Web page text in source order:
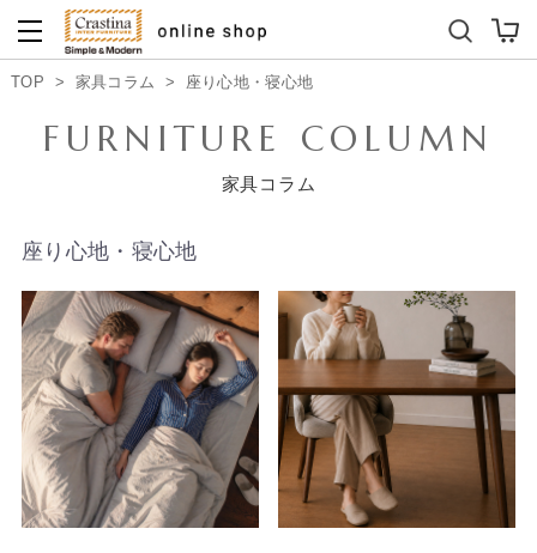
ダイニングテーブルセット
TOP > 家具コラム > 座り心地・寝心地
FURNITURE COLUMN
家具コラム
座り心地・寝心地